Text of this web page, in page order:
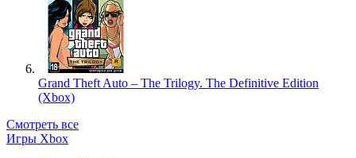
Grand Theft Auto – The Trilogy. The Definitive Edition
(Xbox)
Смотреть все
Игры Xbox